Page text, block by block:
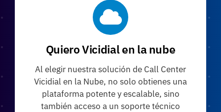
Quiero Vicidial en la nube
Al elegir nuestra solución de Call Center
Vicidial en la Nube, no solo obtienes una
plataforma potente y escalable, sino
también acceso a un soporte técnico